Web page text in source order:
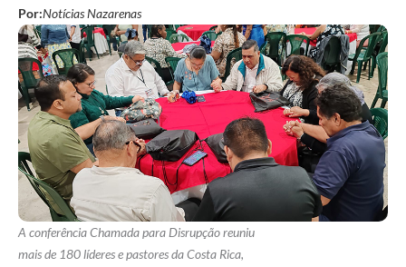
Por:Notícias Nazarenas
A conferência Chamada para Disrupção reuniu
mais de 180 líderes e pastores da Costa Rica,